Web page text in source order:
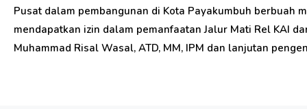
Pusat dalam pembangunan di Kota Payakumbuh berbuah
mendapatkan izin dalam pemanfaatan Jalur Mati Rel KAI
Muhammad Risal Wasal, ATD, MM, IPM dan lanjutan